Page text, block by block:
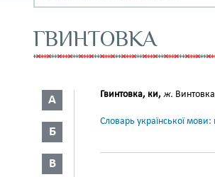
ГВИНТОВКА
А
Б
В
Гвинтовка, ки, ж.
Словарь української